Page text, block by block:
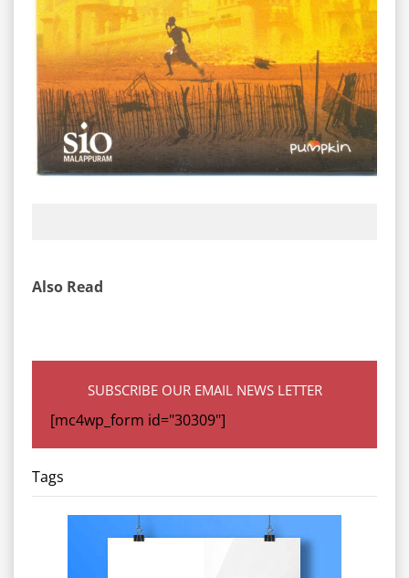
Also Read
SUBSCRIBE OUR EMAIL NEWS LETTER
[mc4wp_form id="30309"]
Tags